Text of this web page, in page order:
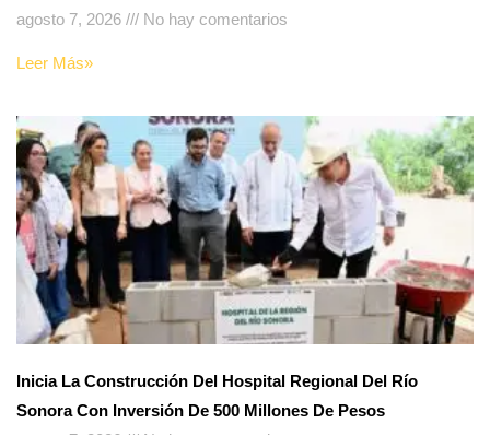
agosto 7, 2026
No hay comentarios
Leer Más»
Inicia La Construcción Del Hospital Regional Del Río
Sonora Con Inversión De 500 Millones De Pesos